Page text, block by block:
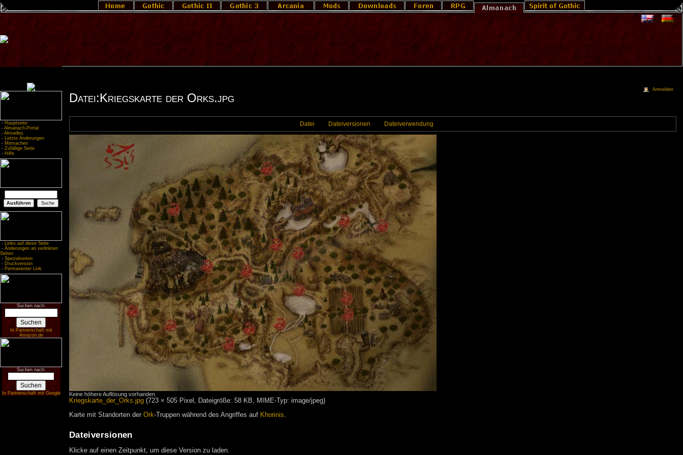
- Hauptseite
- Almanach-Portal
- Aktuelles
- Letzte Änderungen
- Mitmachen
- Zufällige Seite
- Hilfe
- Links auf diese Seite
- Änderungen an verlinkten
Seiten
- Spezialseiten
- Druckversion
- Permanenter Link
Suchen nach:
In Partnerschaft mit
Amazon.de
Suchen nach:
In Partnerschaft mit Google
Datei:Kriegskarte der Orks.jpg
Datei Dateiversionen Dateiverwendung
Keine höhere Auflösung vorhanden.
Kriegskarte_der_Orks.jpg‎ (723 × 505 Pixel, Dateigröße: 58 KB, MIME-Typ: image/jpeg)
Karte mit Standorten der Ork-Truppen während des Angriffes auf Khorinis
Dateiversionen
Klicke auf einen Zeitpunkt, um diese Version zu laden.
Anmelden